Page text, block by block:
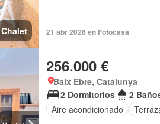
Chalet 21 abr 2026 en Fotocasa
256.000 €
Baix Ebre, Catalunya
2 Dormitorios
2
Aire acondicionado